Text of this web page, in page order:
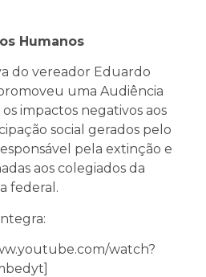
Humanos
do vereador Eduardo
uma Audiência
impactos negativos aos
social gerados pelo
pela extinção e
aos colegiados da
federal.
watch?